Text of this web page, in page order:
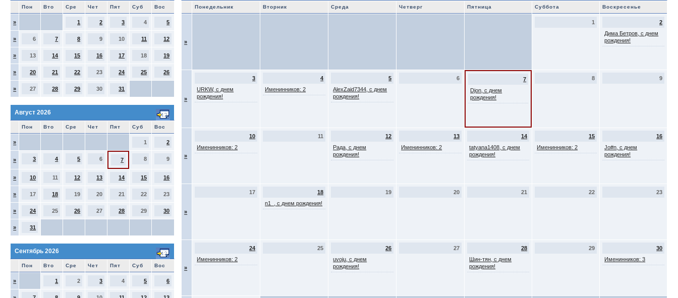
Пон Вто Сре Чет Пят Суб Вос
» 1 2 3 4 5
» 6 7 8 9 10 11 12
» 13 14 15 16 17 18 19
» 20 21 22 23 24 25 26
» 27 28 29 30 31
Август 2026
Пон Вто Сре Чет Пят Суб Вос
» 1 2
» 3 4 5 6 7 8 9
» 10 11 12 13 14 15 16
» 17 18 19 20 21 22 23
» 24 25 26 27 28 29 30
» 31
Сентябрь 2026
Пон Вто Сре Чет Пят Суб Вос
» 1 2 3 4 5 6
Понедельник Вторник Среда Четверг Пятница Суббота Воскресенье
»
1
2
Дима Бетров, с днем
рождения!
»
3
URKW, с днем
рождения!
4
Именинников: 2
5
AlexZaid7344, с днем
рождения!
6
7
Djon, с днем
рождения!
8 9
»
10
Именинников: 2
11
12
Рада, с днем
рождения!
13
Именинников: 2
14
tatyana1408, с днем
рождения!
15
Именинников: 2
16
Jo#n, с днем
рождения!
»
17
18
n1_, с днем рождения!
19 20 21 22 23
»
24
Именинников: 2
25
26
uvoju, с днем
рождения!
27
28
Шин-тян, с днем
рождения!
29
30
Именинников: 3